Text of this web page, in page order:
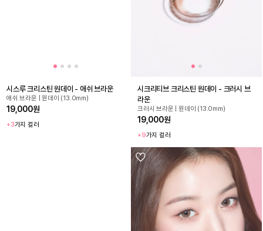
시스루 크리스틴 원데이 - 애쉬 브라운
애쉬 브라운 | 원데이 (13.0mm)
19,000원
+3가지 컬러
시크리티브 크리스틴 원데이 - 크러시 브
라운
크러시 브라운 | 원데이 (13.0mm)
19,000원
+9가지 컬러